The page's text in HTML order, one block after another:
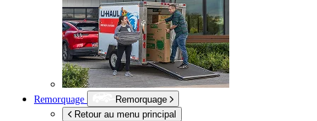
Remorquage
Remorquage
Retour au menu principal